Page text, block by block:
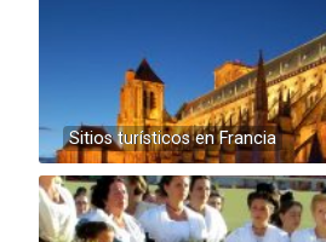
Sitios turísticos en Francia